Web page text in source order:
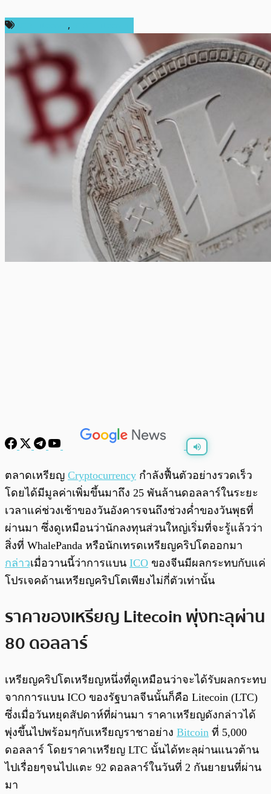
,
พร้อมเล่น 0:00 0:00
ตลาดเหรียญ Cryptocurrency กำลังฟื้นตัวอย่างรวดเร็ว
โดยได้มีมูลค่าเพิ่มขึ้นมาถึง 25 พันล้านดอลลาร์ในระยะ
เวลาแค่ช่วงเช้าของวันอังคารจนถึงช่วงค่ำของวันพุธที่
ผ่านมา ซึ่งดูเหมือนว่านักลงทุนส่วนใหญ่เริ่มที่จะรู้แล้วว่า
สิ่งที่ WhalePanda หรือนักเทรดเหรียญคริปโตออกมา
กล่าวเมื่อวานนี้ว่าการแบน ICO ของจีนมีผลกระทบกับแค่
โปรเจคด้านเหรียญคริปโตเพียงไม่กี่ตัวเท่านั้น
ราคาของเหรียญ Litecoin พุ่งทะลุผ่าน
80 ดอลลาร์
เหรียญคริปโตเหรียญหนึ่งที่ดูเหมือนว่าจะได้รับผลกระทบ
จากการแบน ICO ของรัฐบาลจีนนั้นก็คือ Litecoin (LTC)
ซึ่งเมื่อวันหยุดสัปดาห์ที่ผ่านมา ราคาเหรียญดังกล่าวได้
พุ่งขึ้นไปพร้อมๆกับเหรียญราชาอย่าง Bitcoin ที่ 5,000
ดอลลาร์ โดยราคาเหรียญ LTC นั้นได้ทะลุผ่านแนวต้าน
ไปเรื่อยๆจนไปแตะ 92 ดอลลาร์ในวันที่ 2 กันยายนที่ผ่าน
มา